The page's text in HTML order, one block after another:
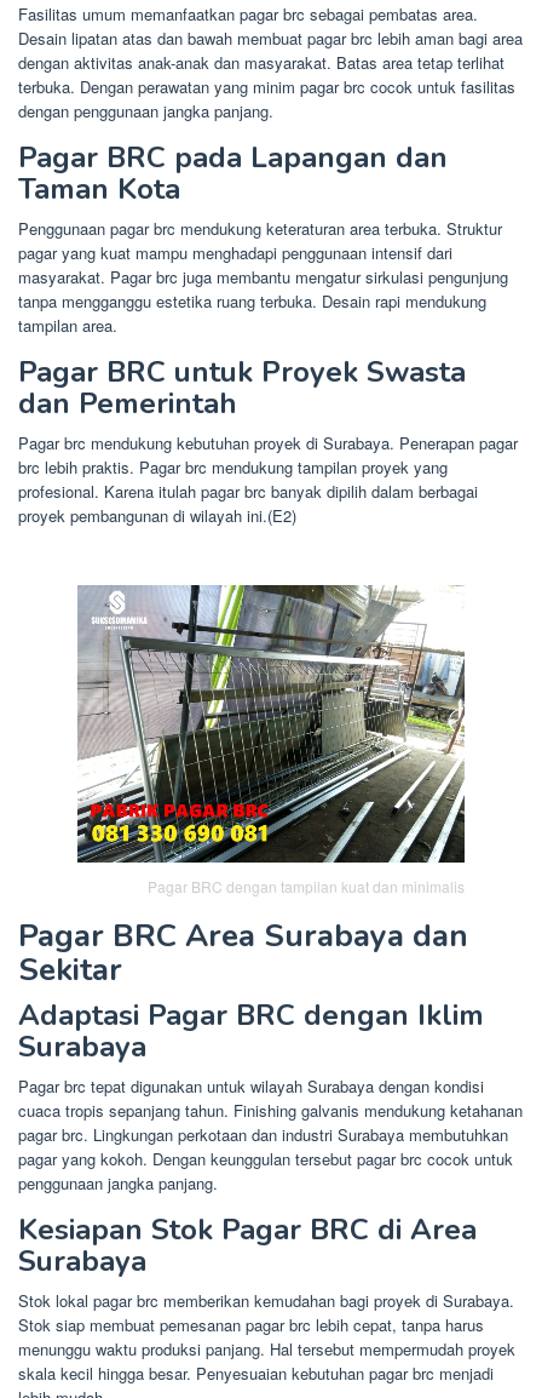
Fasilitas umum memanfaatkan pagar brc sebagai pembatas area.
Desain lipatan atas dan bawah membuat pagar brc lebih aman bagi area
dengan aktivitas anak-anak dan masyarakat. Batas area tetap terlihat
terbuka. Dengan perawatan yang minim pagar brc cocok untuk fasilitas
dengan penggunaan jangka panjang.
Pagar BRC pada Lapangan dan
Taman Kota
Penggunaan pagar brc mendukung keteraturan area terbuka. Struktur
pagar yang kuat mampu menghadapi penggunaan intensif dari
masyarakat. Pagar brc juga membantu mengatur sirkulasi pengunjung
tanpa mengganggu estetika ruang terbuka. Desain rapi mendukung
tampilan area.
Pagar BRC untuk Proyek Swasta
dan Pemerintah
Pagar brc mendukung kebutuhan proyek di Surabaya. Penerapan pagar
brc lebih praktis. Pagar brc mendukung tampilan proyek yang
profesional. Karena itulah pagar brc banyak dipilih dalam berbagai
proyek pembangunan di wilayah ini.(E2)
Pagar BRC dengan tampilan kuat dan minimalis
Pagar BRC Area Surabaya dan
Sekitar
Adaptasi Pagar BRC dengan Iklim
Surabaya
Pagar brc tepat digunakan untuk wilayah Surabaya dengan kondisi
cuaca tropis sepanjang tahun. Finishing galvanis mendukung ketahanan
pagar brc. Lingkungan perkotaan dan industri Surabaya membutuhkan
pagar yang kokoh. Dengan keunggulan tersebut pagar brc cocok untuk
penggunaan jangka panjang.
Kesiapan Stok Pagar BRC di Area
Surabaya
Stok lokal pagar brc memberikan kemudahan bagi proyek di Surabaya.
Stok siap membuat pemesanan pagar brc lebih cepat, tanpa harus
menunggu waktu produksi panjang. Hal tersebut mempermudah proyek
skala kecil hingga besar. Penyesuaian kebutuhan pagar brc menjadi